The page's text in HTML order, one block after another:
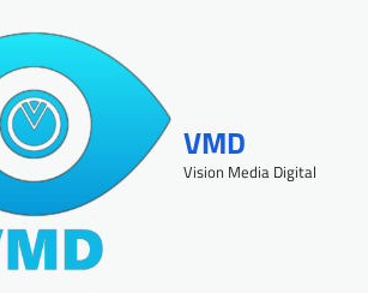
VMD
Vision Media Digital